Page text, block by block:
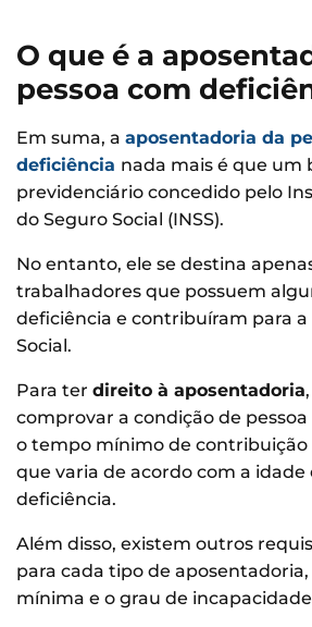
O que é a
pessoa com
Em suma, a aposentadoria da
deficiência nada mais é que um
previdenciário concedido pelo
do Seguro Social (INSS).
No entanto, ele se destina
trabalhadores que possuem
deficiência e contribuíram para a
Social.
Para ter direito à aposentadoria
comprovar a condição de
o tempo mínimo de contribuição
que varia de acordo com a idade
deficiência.
Além disso, existem outros
para cada tipo de
mínima e o grau de